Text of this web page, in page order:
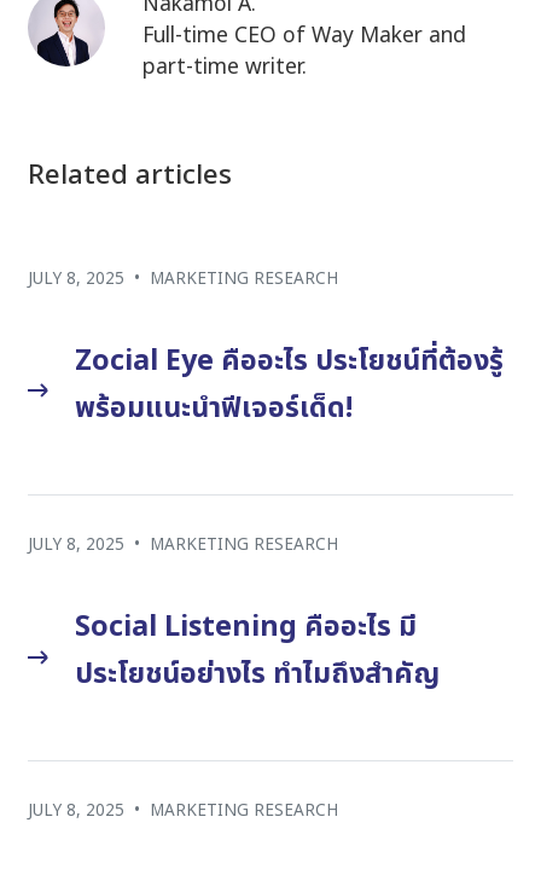
Full-time CEO of Way Maker and
part-time writer.
Related articles
JULY 8, 2025 • MARKETING RESEARCH
Zocial Eye คืออะไร ประโยชน์ที่ต้องรู้
พร้อมแนะนำฟีเจอร์เด็ด!
JULY 8, 2025 • MARKETING RESEARCH
Social Listening คืออะไร มี
ประโยชน์อย่างไร ทำไมถึงสำคัญ
JULY 8, 2025 • MARKETING RESEARCH